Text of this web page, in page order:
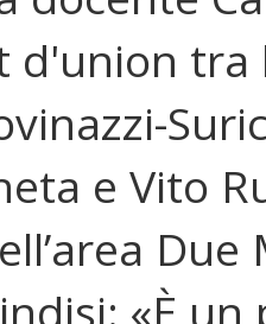
d'union tra
e Vito
Due
«È